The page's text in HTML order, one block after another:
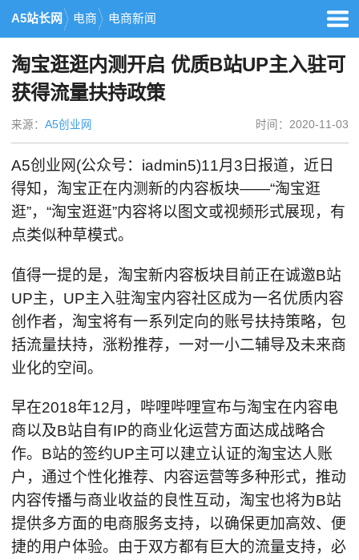
A5站长网 电商 电商新闻
淘宝逛逛内测开启 优质B站UP主入驻可
获得流量扶持政策
来源： A5创业网 时间：2020-11-03
A5创业网(公众号：iadmin5)11月3日报道，近日
得知，淘宝正在内测新的内容板块——“淘宝逛
逛”，“淘宝逛逛”内容将以图文或视频形式展现，有
点类似种草模式。
值得一提的是，淘宝新内容板块目前正在诚邀B站
UP主，UP主入驻淘宝内容社区成为一名优质内容
创作者，淘宝将有一系列定向的账号扶持策略，包
括流量扶持，涨粉推荐，一对一小二辅导及未来商
业化的空间。
早在2018年12月，哔哩哔哩宣布与淘宝在内容电
商以及B站自有IP的商业化运营方面达成战略合
作。B站的签约UP主可以建立认证的淘宝达人账
户，通过个性化推荐、内容运营等多种形式，推动
内容传播与商业收益的良性互动，淘宝也将为B站
提供多方面的电商服务支持，以确保更加高效、便
捷的用户体验。由于双方都有巨大的流量支持，必